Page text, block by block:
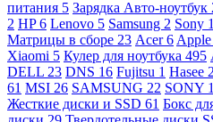
питания 5 Зарядка Авто-ноутбук
2 HP6 Lenovo 5 Samsung 2 Sony 1
Матрицы в сборе 23 Acer6 Apple
Xiaomi 5 Кулер для ноутбука 495
DELL 23 DNS 16 Fujitsu 1 Hasee 2
61 MSI 26 SAMSUNG 22 SONY
Жесткие диски и SSD 61 Бокс